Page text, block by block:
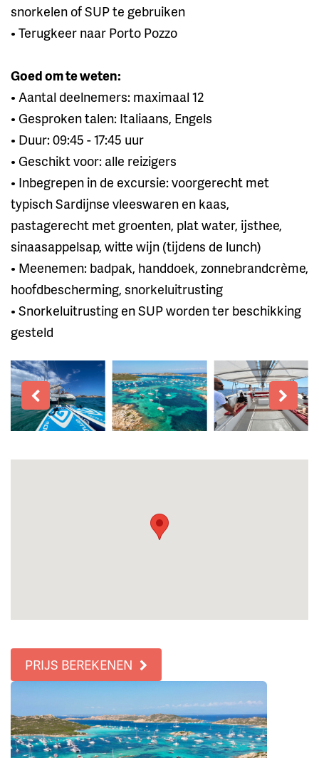
snorkelen of SUP te gebruiken
• Terugkeer naar Porto Pozzo
Goed om te weten:
• Aantal deelnemers: maximaal 12
• Gesproken talen: Italiaans, Engels
• Duur: 09:45 - 17:45 uur
• Geschikt voor: alle reizigers
• Inbegrepen in de excursie: voorgerecht met
typisch Sardijnse vleeswaren en kaas,
pastagerecht met groenten, plat water, ijsthee,
sinaasappelsap, witte wijn (tijdens de lunch)
• Meenemen: badpak, handdoek, zonnebrandcrème,
hoofdbescherming, snorkeluitrusting
• Snorkeluitrusting en SUP worden ter beschikking
gesteld
PRIJS BEREKENEN